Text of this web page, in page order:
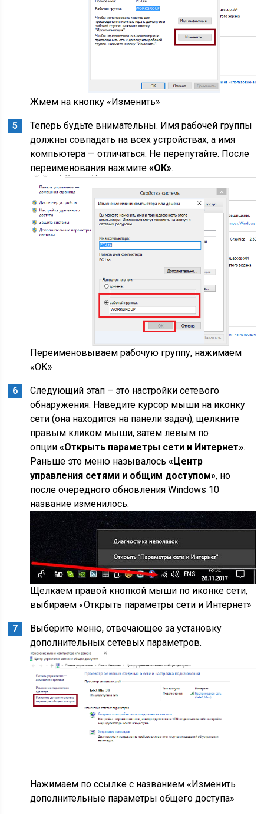
Жмем на кнопку «Изменить»
Теперь будьте внимательны. Имя рабочей группы
должны совпадать на всех устройствах, а имя
компьютера — отличаться. Не перепутайте. После
переименования нажмите«ОК».
Переименовываем рабочую группу, нажимаем
«ОК»
Следующий этап – это настройки сетевого
обнаружения. Наведите курсор мыши на иконку
сети (она находится на панели задач), щелкните
правым кликом мыши, затем левым по
опции«Открыть параметры сети и Интернет».
Раньше это меню называлось«Центр
управления сетями и общим доступом», но
после очередного обновления Windows 10
название изменилось.
Щелкаем правой кнопкой мыши по иконке сети,
выбираем «Открыть параметры сети и Интернет»
Выберите меню, отвечающее за установку
дополнительных сетевых параметров.
Нажимаем по ссылке с названием «Изменить
дополнительные параметры общего доступа»